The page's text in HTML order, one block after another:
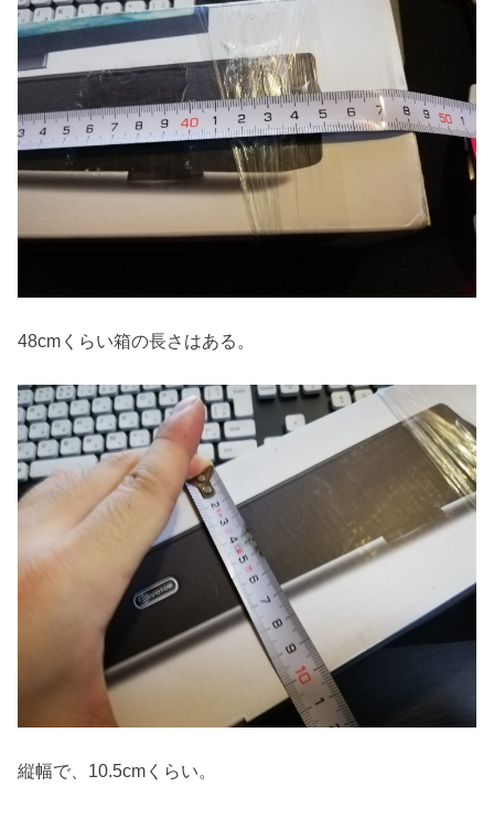
48cmくらい箱の長さはある。
縦幅で、10.5cmくらい。